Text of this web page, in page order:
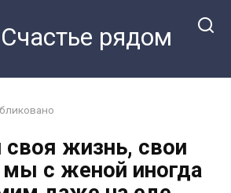
Счастье рядом
своя жизнь, свои
с женой иногда